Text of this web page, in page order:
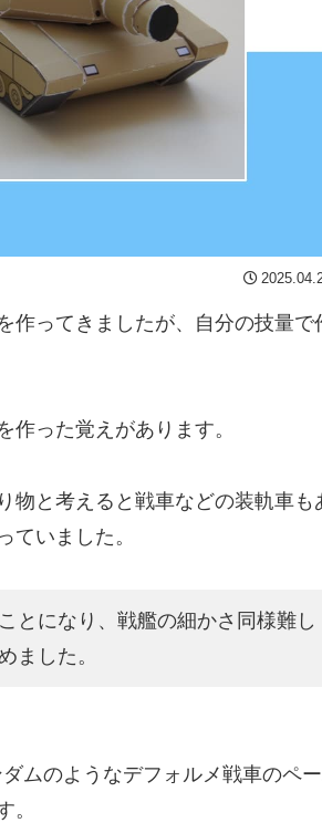
作ってきましたが、自分の技量で
った覚えがあります。
物と考えると戦車などの装軌車も
ていました。
とになり、戦艦の細かさ同様難し
ました。
ムのようなデフォルメ戦車のペ
。